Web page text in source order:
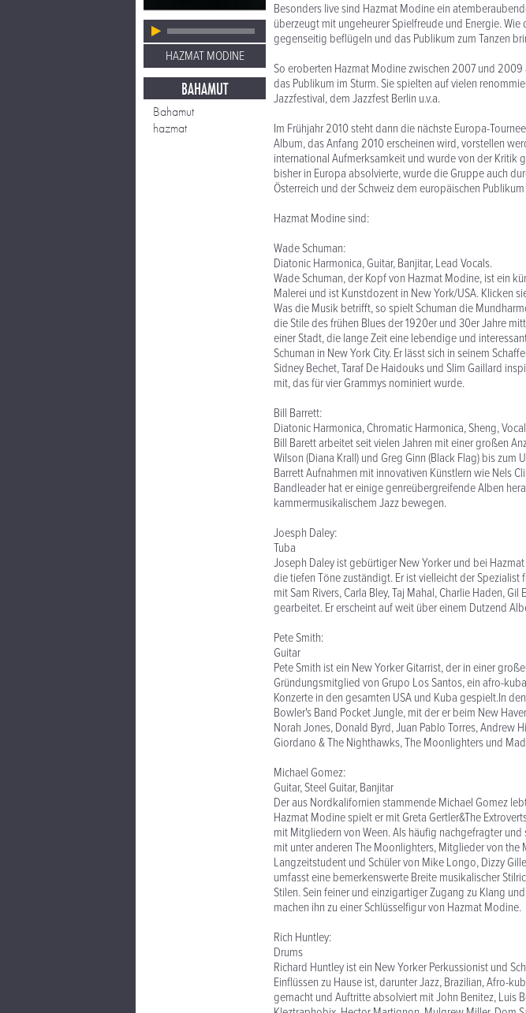
HAZMAT MODINE
BAHAMUT
Bahamut
hazmat
Besonders live sind Hazmat Modine ein
überzeugt mit ungeheurer Spielfreude und Energie.
gegenseitig beflügeln und das Publikum zum Tanzen
So eroberten Hazmat Modine zwischen 2007 und
das Publikum im Sturm. Sie spielten auf vielen
Jazzfestival, dem Jazzfest Berlin u.v.a.
Im Frühjahr 2010 steht dann die nächste Europa-
Album, das Anfang 2010 erscheinen wird, vorstellen
international Aufmerksamkeit und wurde von der Kritik
bisher in Europa absolvierte, wurde die Gruppe auch
Österreich und der Schweiz dem europäischen
Hazmat Modine sind:
Wade Schuman:
Diatonic Harmonica, Guitar, Banjitar, Lead Vocals.
Wade Schuman, der Kopf von Hazmat Modine, ist ein
Malerei und ist Kunstdozent in New York/USA. Klicken
Was die Musik betrifft, so spielt Schuman die
die Stile des frühen Blues der 1920er und 30er Jahre
einer Stadt, die lange Zeit eine lebendige und
Schuman in New York City. Er lässt sich in seinem
Sidney Bechet, Taraf De Haidouks und Slim Gaillard
mit, das für vier Grammys nominiert wurde.
Bill Barrett:
Diatonic Harmonica, Chromatic Harmonica, Sheng,
Bill Barett arbeitet seit vielen Jahren mit einer großen
Wilson (Diana Krall) und Greg Ginn (Black Flag) bis zum
Barrett Aufnahmen mit innovativen Künstlern wie Nels
Bandleader hat er einige genreübergreifende Alben
kammermusikalischem Jazz bewegen.
Joesph Daley:
Tuba
Joseph Daley ist gebürtiger New Yorker und bei
die tiefen Töne zuständigt. Er ist vielleicht der
mit Sam Rivers, Carla Bley, Taj Mahal, Charlie Haden,
gearbeitet. Er erscheint auf weit über einem Dutzend
Pete Smith:
Guitar
Pete Smith ist ein New Yorker Gitarrist, der in einer
Gründungsmitglied von Grupo Los Santos, ein afro-
Konzerte in den gesamten USA und Kuba gespielt.In
Bowler's Band Pocket Jungle, mit der er beim New
Norah Jones, Donald Byrd, Juan Pablo Torres, Andrew
Giordano & The Nighthawks, The Moonlighters und
Michael Gomez:
Guitar, Steel Guitar, Banjitar
Der aus Nordkalifornien stammende Michael Gomez
Hazmat Modine spielt er mit Greta Gertler&The
mit Mitgliedern von Ween. Als häufig nachgefragter
mit unter anderen The Moonlighters, Mitglieder von the
Langzeitstudent und Schüler von Mike Longo, Dizzy
umfasst eine bemerkenswerte Breite musikalischer
Stilen. Sein feiner und einzigartiger Zugang zu Klang
machen ihn zu einer Schlüsselfigur von Hazmat Modine.
Rich Huntley:
Drums
Richard Huntley ist ein New Yorker Perkussionist und
Einflüssen zu Hause ist, darunter Jazz, Brazilian, Afro-
gemacht und Auftritte absolviert mit John Benitez, Luis